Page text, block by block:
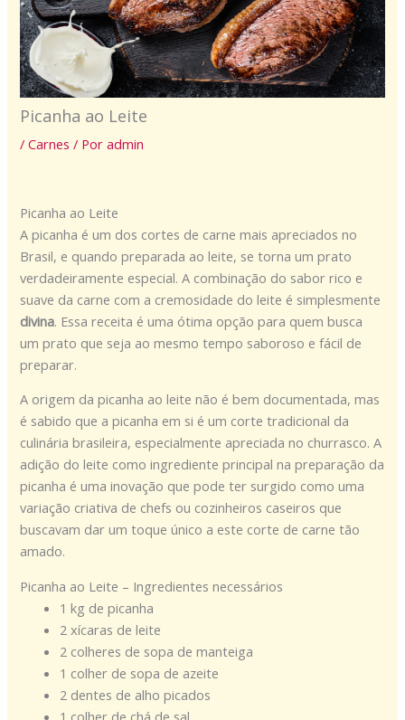
Picanha ao Leite
/Carnes / Poradmin
Picanha ao Leite
A picanha é um dos cortes de carne mais apreciados no
Brasil, e quando preparada ao leite, se torna um prato
verdadeiramente especial. A combinação do sabor rico e
suave da carne com a cremosidade do leite é simplesmente
divina. Essa receita é uma ótima opção para quem busca
um prato que seja ao mesmo tempo saboroso e fácil de
preparar.
A origem da picanha ao leite não é bem documentada, mas
é sabido que a picanha em si é um corte tradicional da
culinária brasileira, especialmente apreciada no churrasco. A
adição do leite como ingrediente principal na preparação da
picanha é uma inovação que pode ter surgido como uma
variação criativa de chefs ou cozinheiros caseiros que
buscavam dar um toque único a este corte de carne tão
amado.
Picanha ao Leite – Ingredientes necessários
1 kg de picanha
2 xícaras de leite
2 colheres de sopa de manteiga
1 colher de sopa de azeite
2 dentes de alho picados
1 colher de chá de sal